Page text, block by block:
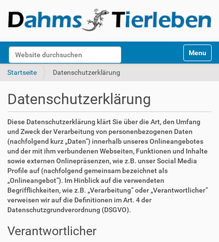
Website durchsuchen
k
Toggle
Startseite Datenschutzerklärung
Datenschutzerklärung
Diese Datenschutzerklärung klärt Sie über die Art, den Umfang
und Zweck der Verarbeitung von personenbezogenen Daten
(nachfolgend kurz „Daten“) innerhalb unseres Onlineangebotes
und der mit ihm verbundenen Webseiten, Funktionen und Inhalte
sowie externen Onlinepräsenzen, wie z.B. unser Social Media
Profile auf (nachfolgend gemeinsam bezeichnet als
„Onlineangebot“). Im Hinblick auf die verwendeten
Begrifflichkeiten, wie z.B. „Verarbeitung“ oder „Verantwortlicher“
verweisen wir auf die Definitionen im Art. 4 der
Datenschutzgrundverordnung (DSGVO).
Verantwortlicher